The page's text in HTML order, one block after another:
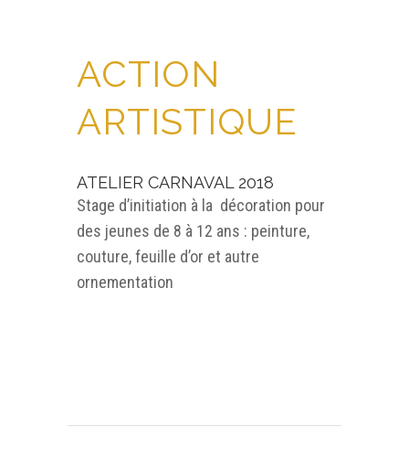
ACTION
ARTISTIQUE
ATELIER CARNAVAL 2018
Stage d’initiation à la décoration pour
des jeunes de 8 à 12 ans : peinture,
couture, feuille d’or et autre
ornementation